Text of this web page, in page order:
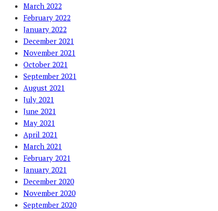
March 2022
February 2022
January 2022
December 2021
November 2021
October 2021
September 2021
August 2021
July 2021
June 2021
May 2021
April 2021
March 2021
February 2021
January 2021
December 2020
November 2020
September 2020